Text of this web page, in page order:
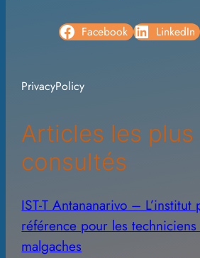
v
s
Facebook LinkedIn
PrivacyPolicy
Articles les plus
consultés
IST-T Antananarivo –
référence pour les
malgaches